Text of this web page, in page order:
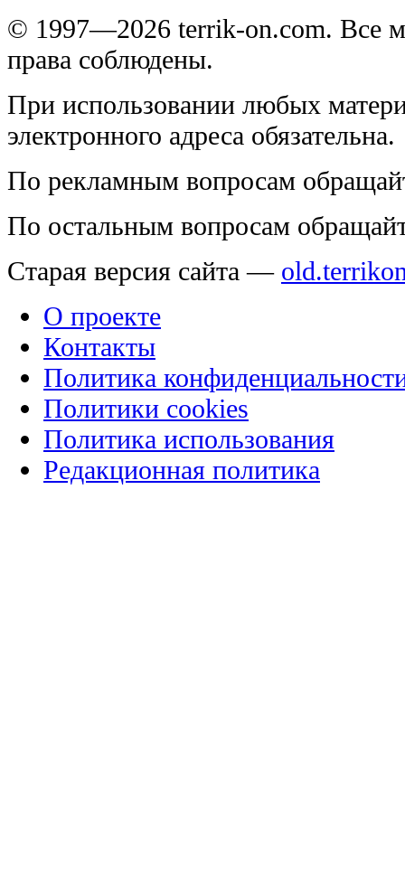
© 1997—2026 terrik-on.com. Все
права соблюдены.
При использовании любых
электронного адреса обязательна.
По рекламным вопросам
По остальным вопросам
Старая версия сайта —
О проекте
Контакты
Политика
Политики cookies
Политика использования
Редакционная политика